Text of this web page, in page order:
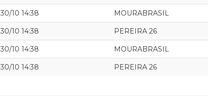
30/10 14:38 MOURABRASIL
30/10 14:38 PEREIRA 26
30/10 14:38 MOURABRASIL
30/10 14:38 PEREIRA 26